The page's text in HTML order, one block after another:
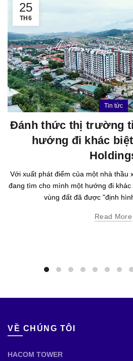
25
TH6
Tin tức
Đánh thức thị trường
hướng đi khác
Với xuất phát điểm của một nhà thầu
đang tìm cho mình một hướng đi
vùng đất đã được "định
Read More
VỀ CHÚNG TÔI
HACOM TOWER